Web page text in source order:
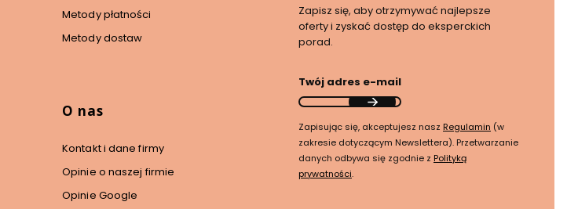
Metody płatności
Metody dostaw
O nas
Kontakt i dane firmy
Opinie o naszej firmie
Opinie Google
Zapisz się, aby otrzymywać najlepsze
oferty i zyskać dostęp do eksperckich
porad.
Twój adres e-mail
Zapisując się, akceptujesz nasz Regulamin (w
zakresie dotyczącym Newslettera). Przetwarzanie
danych odbywa się zgodnie z Polityką
prywatności.